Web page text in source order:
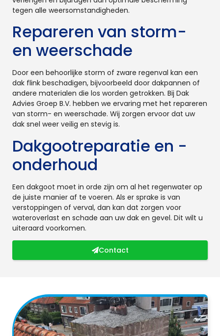
tegen alle weersomstandigheden.
Repareren van storm-
en weerschade
Door een behoorlijke storm of zware regenval kan een
dak flink beschadigen, bijvoorbeeld door dakpannen of
andere materialen die los worden getrokken. Bij Dak
Advies Groep B.V. hebben we ervaring met het repareren
van storm- en weerschade. Wij zorgen ervoor dat uw
dak snel weer veilig en stevig is.
Dakgootreparatie en -
onderhoud
Een dakgoot moet in orde zijn om al het regenwater op
de juiste manier af te voeren. Als er sprake is van
verstoppingen of verval, dan kan dat zorgen voor
wateroverlast en schade aan uw dak en gevel. Dit wilt u
uiteraard voorkomen.
Contact